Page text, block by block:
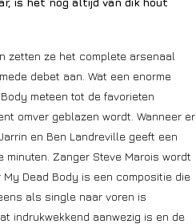
zetten ze het complete arsenaal
debet aan. Wat een enorme
meteen tot de favorieten
omver geblazen wordt. Wanneer er
en Ben Landreville geeft een
Zanger Steve Marois wordt
Dead Body is een compositie die
als single naar voren is
indrukwekkend aanwezig is en de